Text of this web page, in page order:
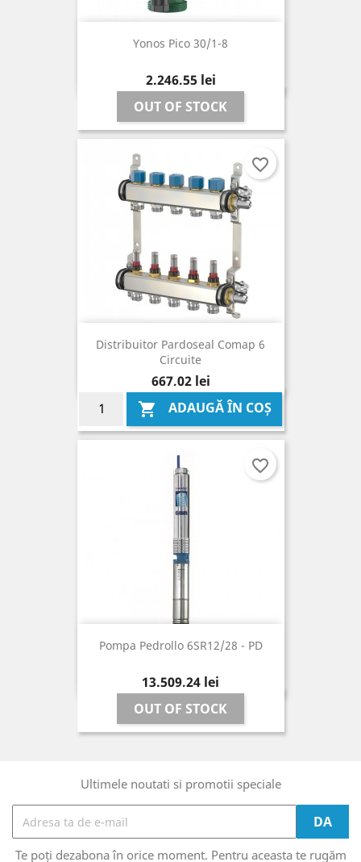
Yonos Pico 30/1-8
Pret
2.246,55 lei
OUT OF STOCK
Distribuitor Pardoseal Comap 6
Circuite
Pret
667,02 lei
 ADAUGĂ ÎN COȘ
favorite_border
Pompa Pedrollo 6SR12/28 - PD
Pret
13.509,24 lei
OUT OF STOCK
favorite_border
Ultimele noutati si promotii speciale
Te poți dezabona în orice moment. Pentru aceasta te rugăm